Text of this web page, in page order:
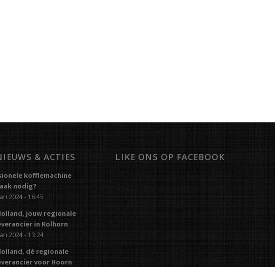
& ACTIES
koffiemachine
nodig?
2024 - 16:45
jouw regionale
in Kolhorn
2024 - 13:24
dé regionale
voor Hoorn
LIKE ONS OP FACEBOOK